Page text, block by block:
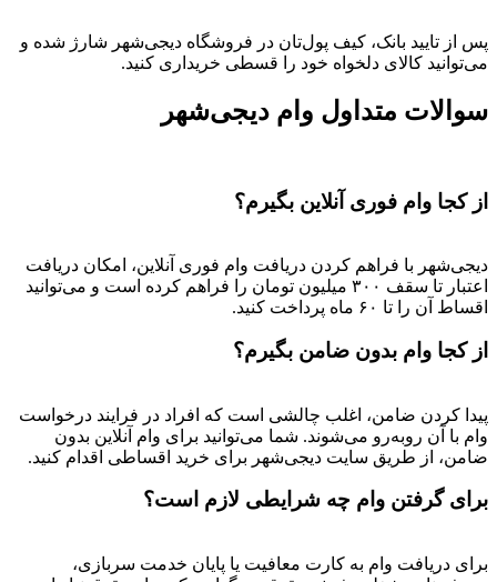
پس از تایید بانک، کیف پول‌تان در فروشگاه دیجی‌شهر شارژ شده و
می‌توانید کالای دلخواه خود را قسطی خریداری کنید.
سوالات متداول وام دیجی‌شهر
از کجا وام فوری آنلاین بگیرم؟
دیجی‌شهر با فراهم کردن دریافت وام فوری آنلاین، امکان دریافت
اعتبار تا سقف ۳۰۰ میلیون تومان را فراهم کرده است و می‌توانید
اقساط آن را تا ۶۰ ماه پرداخت کنید.
از کجا وام بدون ضامن بگیرم؟
پیدا کردن ضامن، اغلب چالشی است که افراد در فرایند درخواست
وام با آن روبه‌رو می‌شوند. شما می‌توانید برای وام آنلاین بدون
ضامن، از طریق سایت دیجی‌شهر برای خرید اقساطی اقدام کنید.
برای گرفتن وام چه شرایطی لازم است؟
برای دریافت وام به کارت معافیت یا پایان خدمت سربازی،